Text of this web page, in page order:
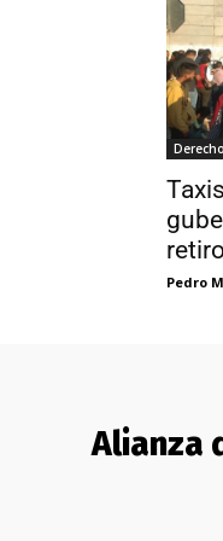
Pedro
Alianza